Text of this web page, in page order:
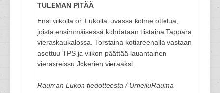
TULEMAN PITÄÄ
Ensi viikolla on Lukolla luvassa kolme ottelua,
joista ensimmäisessä kohdataan tiistaina Tappara
vieraskaukalossa. Torstaina kotiareenalla vastaan
asettuu TPS ja viikon päättää lauantainen
vierasreissu Jokerien vieraaksi.
Rauman Lukon tiedotteesta / UrheiluRauma